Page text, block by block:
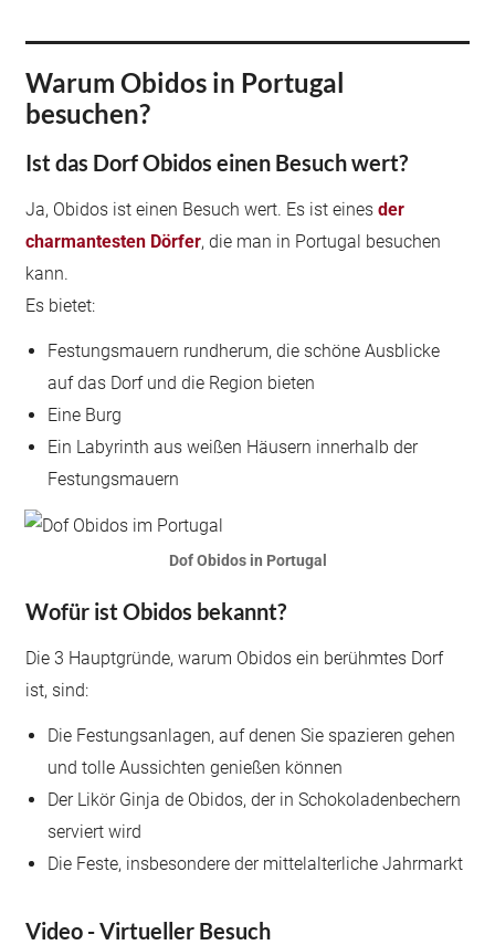
Warum Obidos in Portugal
besuchen?
Ist das Dorf Obidos einen Besuch wert?
Ja, Obidos ist einen Besuch wert. Es ist einesder
charmantesten Dörfer, die man in Portugal besuchen
kann.
Es bietet:
Festungsmauern rundherum, die schöne Ausblicke
auf das Dorf und die Region bieten
Eine Burg
Ein Labyrinth aus weißen Häusern innerhalb der
Festungsmauern
Dof Obidos in Portugal
Wofür ist Obidos bekannt?
Die 3 Hauptgründe, warum Obidos ein berühmtes Dorf
ist, sind:
Die Festungsanlagen, auf denen Sie spazieren gehen
und tolle Aussichten genießen können
Der Likör Ginja de Obidos, der in Schokoladenbechern
serviert wird
Die Feste, insbesondere der mittelalterliche Jahrmarkt
Video - Virtueller Besuch